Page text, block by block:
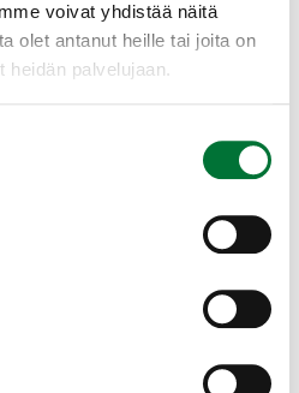
voivat yhdistää näitä
olet antanut heille tai joita on
heidän palvelujaan.
muassa eläinten laji ja
paikka. Asutuksen
kirjataan lisäksi
pihapiirissä tai laitumella,
se kovaa ääntä pitämällä ja
ehdottomasti ilmoittaa